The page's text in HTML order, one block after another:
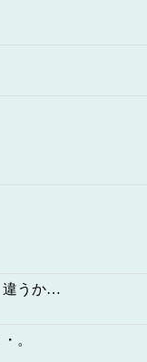
うか…
。